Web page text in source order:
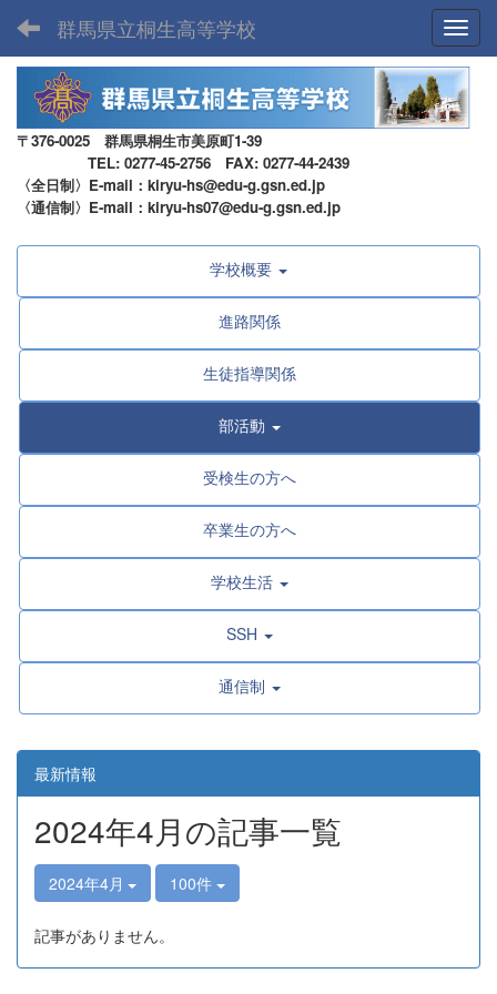
群馬県立桐生高等学校
〒376-0025 群馬県桐生市美原町1-39
TEL: 0277-45-2756 FAX: 0277-44-2439
〈全日制〉E-mail：kiryu-hs@edu-g.gsn.ed.jp
〈通信制〉E-mail：kiryu-hs07@edu-g.gsn.ed.jp
学校概要
進路関係
生徒指導関係
部活動
受検生の方へ
卒業生の方へ
学校生活
SSH
通信制
最新情報
2024年4月の記事一覧
2024年4月 100件
記事がありません。